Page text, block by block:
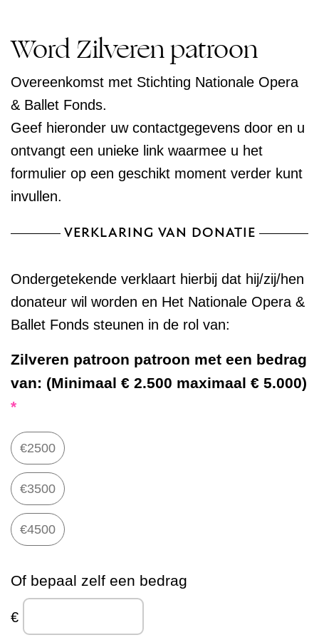
Word Zilveren patroon
Overeenkomst met Stichting Nationale Opera
& Ballet Fonds.
Geef hieronder uw contactgegevens door en u
ontvangt een unieke link waarmee u het
formulier op een geschikt moment verder kunt
invullen.
VERKLARING VAN DONATIE
Ondergetekende verklaart hierbij dat hij/zij/hen
donateur wil worden en Het Nationale Opera &
Ballet Fonds steunen in de rol van:
Zilveren patroon patroon met een bedrag
van: (Minimaal € 2.500 maximaal € 5.000)
*
€2500
€3500
€4500
Of bepaal zelf een bedrag
€